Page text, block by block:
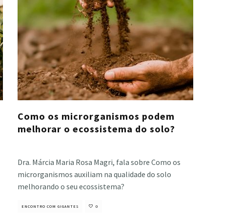
Como os microrganismos podem
melhorar o ecossistema do solo?
Dra. Márcia Maria Rosa Magri, fala sobre Como os
microrganismos auxiliam na qualidade do solo
melhorando o seu ecossistema?
ENCONTRO COM GIGANTES 0